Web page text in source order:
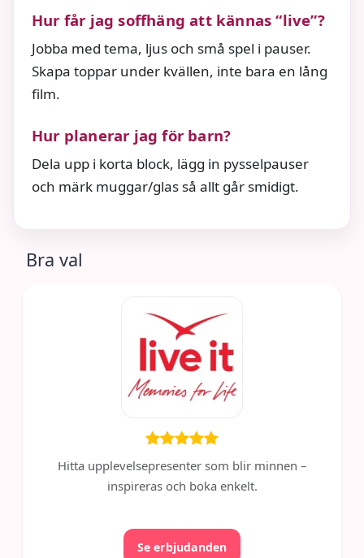
Hur får jag soffhäng att kännas “live”?
Jobba med tema, ljus och små spel i pauser.
Skapa toppar under kvällen, inte bara en lång
film.
Hur planerar jag för barn?
Dela upp i korta block, lägg in pysselpauser
och märk muggar/glas så allt går smidigt.
Bra val
Hitta upplevelsepresenter som blir minnen –
inspireras och boka enkelt.
Se erbjudanden